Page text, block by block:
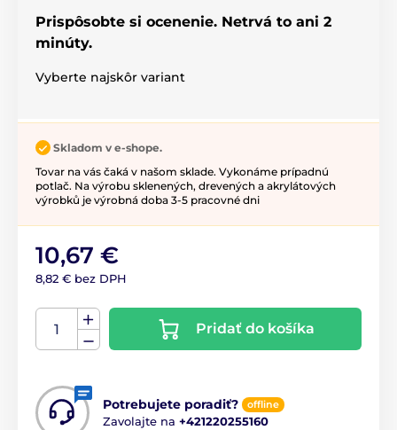
Prispôsobte si ocenenie. Netrvá to ani 2
minúty.
Vyberte najskôr variant
Skladom v e-shope.
Tovar na vás čaká v našom sklade. Vykonáme prípadnú
potlač. Na výrobu sklenených, drevených a akrylátových
výrobků je výrobná doba 3-5 pracovné dni
10,67 €
8,82 € bez DPH
Pridať do košíka
Potrebujete poradiť? offline
Zavolajte na +421220255160